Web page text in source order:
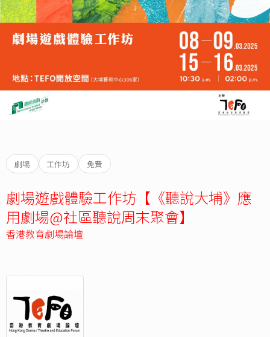
劇場 工作坊 免費
劇場遊戲體驗工作坊【《聽說大埔》應
用劇場@社區聽說周末聚會】
香港教育劇場論壇